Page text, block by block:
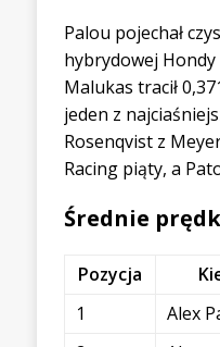
Palou pojechał
hybrydowej Hondy
Malukas tracił
jeden z
Rosenqvist z
Racing piąty, a
Średnie
Pozycja
1
Alex